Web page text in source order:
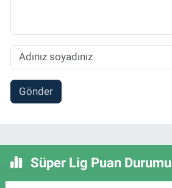
Gönder
Süper Lig Puan Durumu